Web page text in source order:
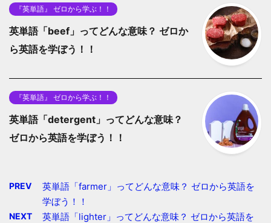
『英単語』 ゼロから学ぶ！！
英単語「beef」ってどんな意味？ ゼロか
ら英語を学ぼう！！
『英単語』 ゼロから学ぶ！！
英単語「detergent」ってどんな意味？
ゼロから英語を学ぼう！！
PREV
英単語「farmer」ってどんな意味？ ゼロから英語を
学ぼう！！
NEXT
英単語「lighter」ってどんな意味？ ゼロから英語を